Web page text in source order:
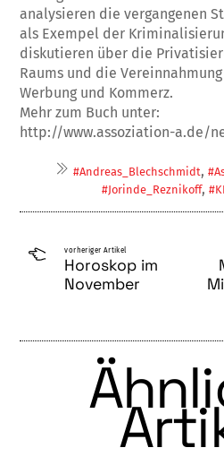
analysieren die vergangenen
als Exempel der
diskutieren über die
Raums und die
Werbung und Kommerz.
Mehr zum Buch unter:
http://www.assoziation-a.de/
#Andreas_Blechschmidt,
#Jorinde_Reznikoff,
vorheriger Artikel
Horoskop im
November